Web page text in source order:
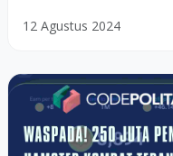
12 Agustus 2024